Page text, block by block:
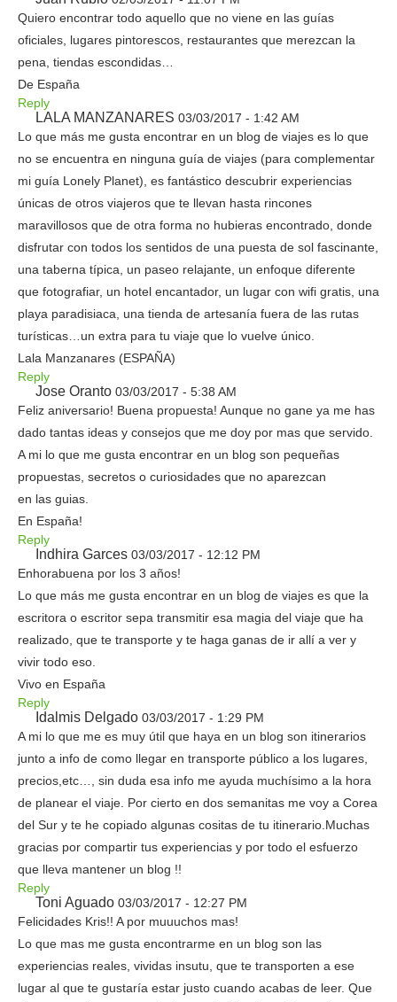
Quiero encontrar todo aquello que no viene en las guías
oficiales, lugares pintorescos, restaurantes que merezcan la
pena, tiendas escondidas…
De España
Reply
LALA MANZANARES 03/03/2017 - 1:42 AM
Lo que más me gusta encontrar en un blog de viajes es lo que
no se encuentra en ninguna guía de viajes (para complementar
mi guía Lonely Planet), es fantástico descubrir experiencias
únicas de otros viajeros que te llevan hasta rincones
maravillosos que de otra forma no hubieras encontrado, donde
disfrutar con todos los sentidos de una puesta de sol fascinante,
una taberna típica, un paseo relajante, un enfoque diferente
que fotografiar, un hotel encantador, un lugar con wifi gratis, una
playa paradisiaca, una tienda de artesanía fuera de las rutas
turísticas…un extra para tu viaje que lo vuelve único.
Lala Manzanares (ESPAÑA)
Reply
Jose Oranto 03/03/2017 - 5:38 AM
Feliz aniversario! Buena propuesta! Aunque no gane ya me has
dado tantas ideas y consejos que me doy por mas que servido.
A mi lo que me gusta encontrar en un blog son pequeñas
propuestas, secretos o curiosidades que no aparezcan
en las guias.
En España!
Reply
Indhira Garces 03/03/2017 - 12:12 PM
Enhorabuena por los 3 años!
Lo que más me gusta encontrar en un blog de viajes es que la
escritora o escritor sepa transmitir esa magia del viaje que ha
realizado, que te transporte y te haga ganas de ir allí a ver y
vivir todo eso.
Vivo en España
Reply
Idalmis Delgado 03/03/2017 - 1:29 PM
A mi lo que me es muy útil que haya en un blog son itinerarios
junto a info de como llegar en transporte público a los lugares,
precios,etc…, sin duda esa info me ayuda muchísimo a la hora
de planear el viaje. Por cierto en dos semanitas me voy a Corea
del Sur y te he copiado algunas cositas de tu itinerario.Muchas
gracias por compartir tus experiencias y por todo el esfuerzo
que lleva mantener un blog !!
Reply
Toni Aguado 03/03/2017 - 12:27 PM
Felicidades Kris!! A por muuuchos mas!
Lo que mas me gusta encontrarme en un blog son las
experiencias reales, vividas insutu, que te transporten a ese
lugar al que te gustaría estar justo cuando acabas de leer. Que